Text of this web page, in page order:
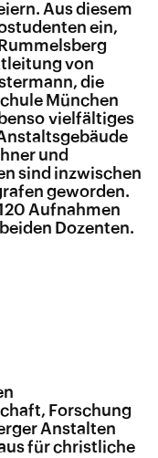
Aus diesem
ein,
von
die
München
vielfältiges
und
sind inzwischen
geworden.
Aufnahmen
Dozenten.
Forschung
Anstalten
für christliche